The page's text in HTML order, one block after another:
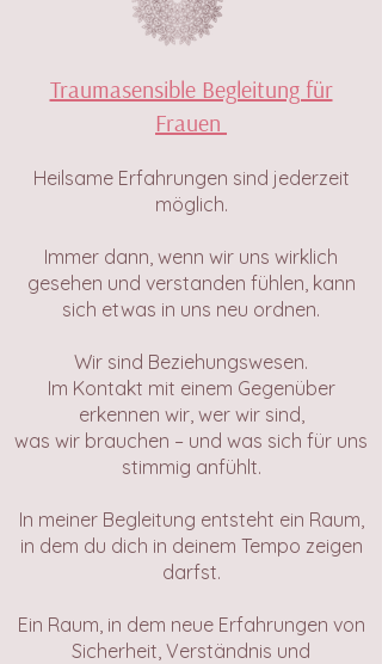
Traumasensible Begleitung für
Frauen
Heilsame Erfahrungen sind jederzeit
möglich.
Immer dann, wenn wir uns wirklich
gesehen und verstanden fühlen, kann
sich etwas in uns neu ordnen.
Wir sind Beziehungswesen.
Im Kontakt mit einem Gegenüber
erkennen wir, wer wir sind,
was wir brauchen – und was sich für uns
stimmig anfühlt.
In meiner Begleitung entsteht ein Raum,
in dem du dich in deinem Tempo zeigen
darfst.
Ein Raum, in dem neue Erfahrungen von
Sicherheit, Verständnis und